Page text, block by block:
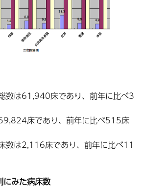
数は61,940床であり、前年に比べ3
床であり、前年に比べ515床
数は2,116床であり、前年に比べ11
にみた病床数